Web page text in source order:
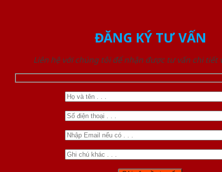
ĐĂNG KÝ TƯ VẤN
Liên hệ với chúng tôi để nhận được tư vấn chi tiết